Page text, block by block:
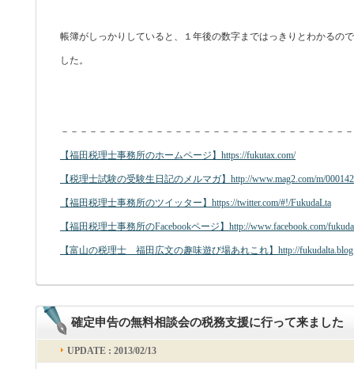
帳簿がしっかりしていると、１年後の数字まではっきりとわかるの
した。
－－－－－－－－－－－－－－－－－－－－－－－－－－－－－－
【福田税理士事務所のホームページ】https://fukutax.com/
【税理士試験の受験生日記のメルマガ】http://www.mag2.com/m/
【福田税理士事務所のツイッター】https://twitter.com/#!/FukudaLta
【福田税理士事務所のFacebookページ】http://www.facebook.com/
【富山の税理士 福田広文の趣味遊び場あれこれ】http://
確定申告の無料相談会の税務支援に行って来ました
UPDATE : 2013/02/13